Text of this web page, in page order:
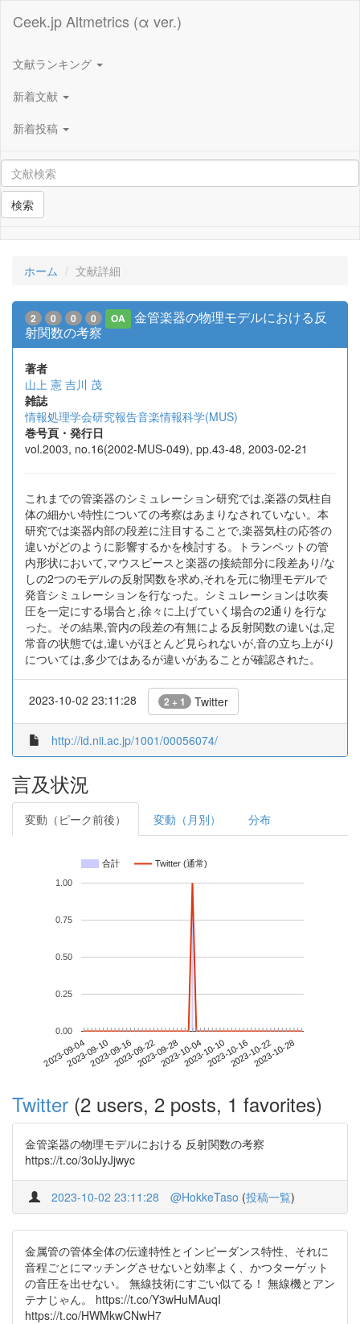
Ceek.jp Altmetrics (α ver.)
文献ランキング
新着文献
新着投稿
検索
ホーム 文献詳細
2 0 0 0 OA
金管楽器の物理モデルにおける反
射関数の考察
著者
山上 憲 吉川 茂
雑誌
情報処理学会研究報告音楽情報科学(MUS)
巻号頁・発行日
vol.2003, no.16(2002-MUS-049), pp.43-48, 2003-02-21
これまでの管楽器のシミュレーション研究では,楽器の気柱自
体の細かい特性についての考察はあまりなされていない。本
研究では楽器内部の段差に注目することで,楽器気柱の応答の
違いがどのように影響するかを検討する。トランペットの管
内形状において,マウスピースと楽器の接続部分に段差あり/な
しの2つのモデルの反射関数を求め,それを元に物理モデルで
発音シミュレーションを行なった。シミュレーションは吹奏
圧を一定にする場合と,徐々に上げていく場合の2通りを行な
った。その結果,管内の段差の有無による反射関数の違いは,定
常音の状態では,違いがほとんど見られないが,音の立ち上がり
については,多少ではあるが違いがあることが確認された。
2023-10-02 23:11:28 2 + 1 Twitter
http://id.nii.ac.jp/1001/00056074/
言及状況
変動（ピーク前後） 変動（月別） 分布
合計 Twitter (通常)
2023-09-042023-09-102023-09-162023-09-222023-09-282023-10-042023-10-102023-10-162023-10-222023-10-28
0.00
0.25
0.50
0.75
1.00
Twitter (2 users, 2 posts, 1 favorites)
金管楽器の物理モデルにおける 反射関数の考察
https://t.co/3olJyJjwyc
2023-10-02 23:11:28 @HokkeTaso (投稿一覧)
金属管の管体全体の伝達特性とインピーダンス特性、それに
音程ごとにマッチングさせないと効率よく、かつターゲット
の音圧を出せない。 無線技術にすごい似てる！ 無線機とアン
テナじゃん。 https://t.co/Y3wHuMAuqI
https://t.co/HWMkwCNwH7